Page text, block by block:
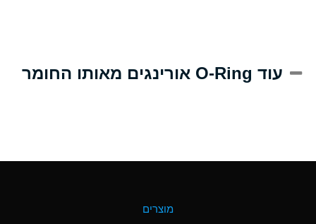
(Aqueous) עוד O-Ring אורינגים מאותו החומר
מוצרים